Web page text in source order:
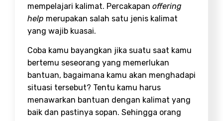
mempelajari kalimat. Percakapan offering
help merupakan salah satu jenis kalimat
yang wajib kuasai.
Coba kamu bayangkan jika suatu saat kamu
bertemu seseorang yang memerlukan
bantuan, bagaimana kamu akan menghadapi
situasi tersebut? Tentu kamu harus
menawarkan bantuan dengan kalimat yang
baik dan pastinya sopan. Sehingga orang